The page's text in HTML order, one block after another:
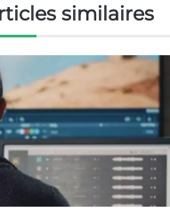
similaires